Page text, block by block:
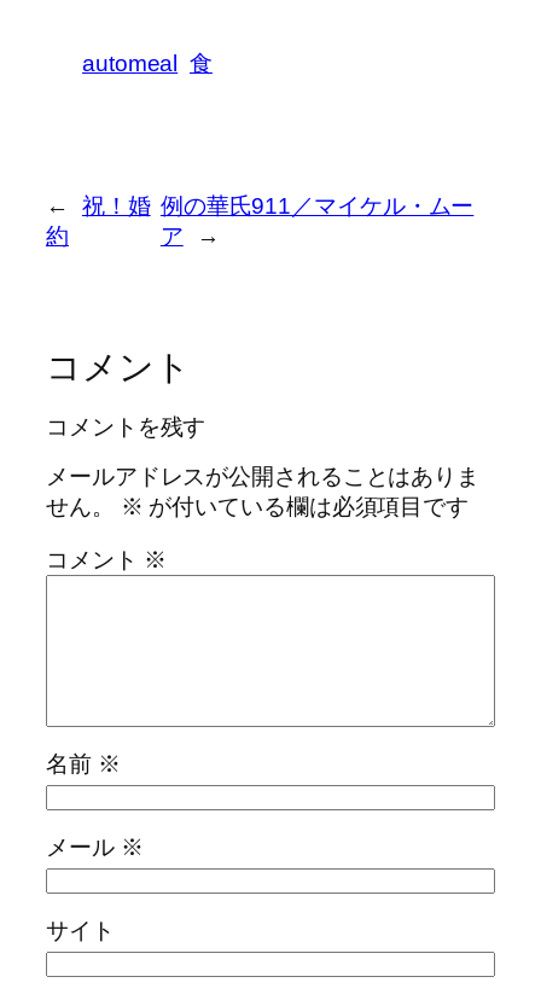
automeal 食
←
祝！婚
約
例の華氏911／マイケル・ムー
ア
→
コメント
コメントを残す
メールアドレスが公開されることはありま
せん。
※ が付いている欄は必須項目です
コメント ※
名前 ※
メール ※
サイト